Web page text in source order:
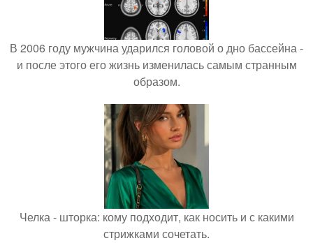
В 2006 году мужчина ударился головой о дно бассейна -
и после этого его жизнь изменилась самым странным
образом.
Челка - шторка: кому подходит, как носить и с какими
стрижками сочетать.